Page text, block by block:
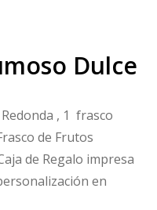
Dulce
, 1 frasco
de Frutos
de Regalo impresa
en